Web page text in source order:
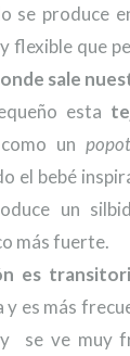
se produce
flexible que
sale
esta
un
el bebé
un
más fuerte.
es
y es más
se ve muy